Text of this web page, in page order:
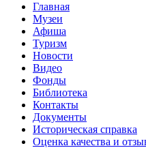
Главная
Музеи
Афиша
Туризм
Новости
Видео
Фонды
Библиотека
Контакты
Документы
Историческая справка
Оценка качества и